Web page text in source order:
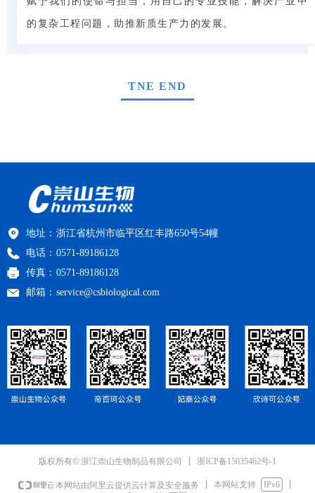
的复杂工程问题，助推新质生产力的发展。
TNE END
地址： 浙江省杭州市临平区红丰路650号54幢
电话： 0571-89186128
传真： 0571-89186128
邮箱： service@csbiological.com
版权所有© 浙江崇山生物制品有限公司 浙ICP备15035462号-1
本网站由阿里云提供云计算及安全服务 本网站支持
IPv6